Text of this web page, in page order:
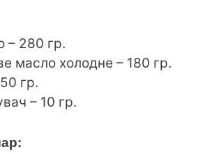
– 280 гр.
масло холодне – 180 гр.
гр.
– 10 гр.